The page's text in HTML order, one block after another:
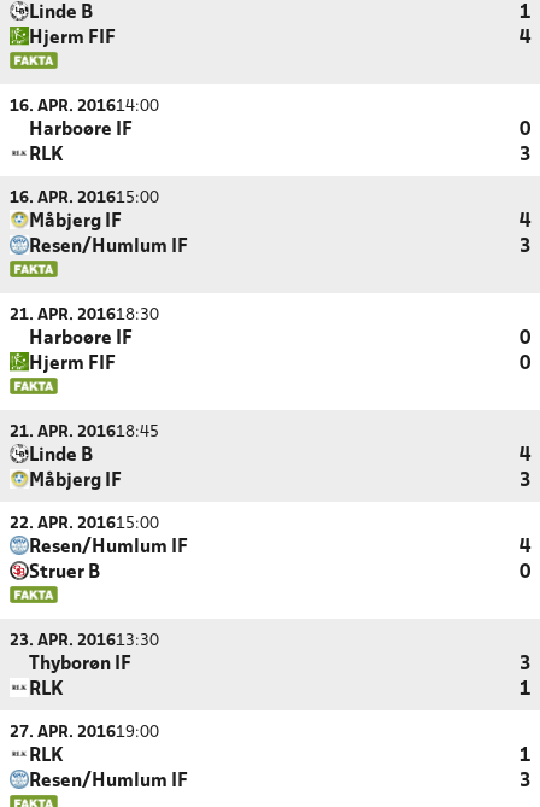
Linde B
1
Hjerm FIF
4
16. APR. 201614:00
Harboøre IF
0
RLK
3
16. APR. 201615:00
Måbjerg IF
4
Resen/Humlum IF
3
21. APR. 201618:30
Harboøre IF
0
Hjerm FIF
0
21. APR. 201618:45
Linde B
4
Måbjerg IF
3
22. APR. 201615:00
Resen/Humlum IF
4
Struer B
0
23. APR. 201613:30
Thyborøn IF
3
RLK
1
27. APR. 201619:00
RLK
1
Resen/Humlum IF
3